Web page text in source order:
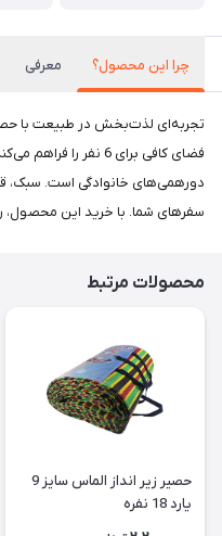
چرا این محصول؟ معرفی
فضای کافی برای 6 نفر
دورهمی‌های خانوادگی است. سبک،
سفرهای شما. با خرید این محصول،
محصولات مرتبط
حصیر زیر انداز الماس سایز 9
یارد 18 نفره